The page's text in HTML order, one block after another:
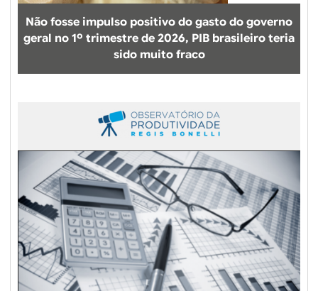
Não fosse impulso positivo do gasto do governo
geral no 1º trimestre de 2026, PIB brasileiro teria
sido muito fraco